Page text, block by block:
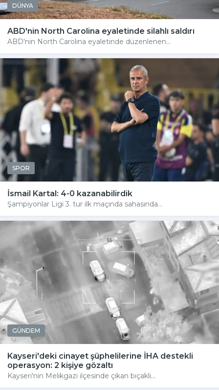
DÜNYA
ABD'nin North Carolina eyaletinde silahlı saldırı
ABD'nin North Carolina eyaletinde düzenlenen...
SPOR
İsmail Kartal: 4-0 kazanabilirdik
Şampiyonlar Ligi 3. tur ilk maçında sahasında...
GÜNDEM
Kayseri'deki cinayet şüphelilerine İHA destekli
operasyon: 2 kişiye gözaltı
Kayseri'nin Melikgazi ilçesinde çıkan bıçaklı...